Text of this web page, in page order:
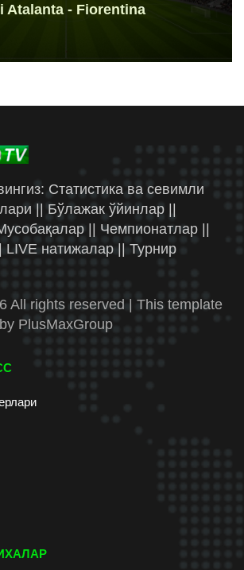
Atalanta - Fiorentina
Статистика ва севимли
|| Бўлажак ўйинлар ||
|| Чемпионатлар ||
натижалар || Турнир
All rights reserved | This template
by PlusMaxGroup